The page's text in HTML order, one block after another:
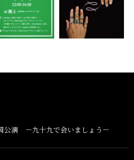
演 －九十九で会いましょう－